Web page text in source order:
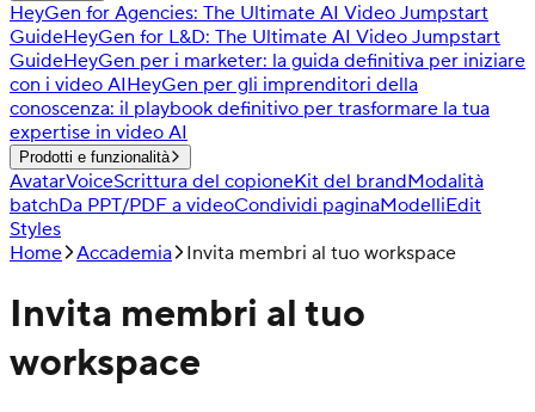
HeyGen for Agencies: The Ultimate AI Video Jumpstart
GuideHeyGen for L&D: The Ultimate AI Video Jumpstart
GuideHeyGen per i marketer: la guida definitiva per iniziare
con i video AIHeyGen per gli imprenditori della
conoscenza: il playbook definitivo per trasformare la tua
expertise in video AI
Prodotti e funzionalità
AvatarVoiceScrittura del copioneKit del brandModalità
batchDa PPT/PDF a videoCondividi paginaModelliEdit
Styles
Home Accademia Invita membri al tuo workspace
Invita membri al tuo
workspace